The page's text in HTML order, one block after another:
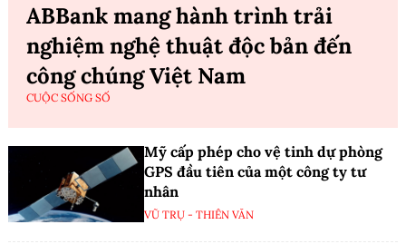
ABBank mang hành trình trải
nghiệm nghệ thuật độc bản đến
công chúng Việt Nam
CUỘC SỐNG SỐ
Mỹ cấp phép cho vệ tinh dự phòng
GPS đầu tiên của một công ty tư
nhân
VŨ TRỤ - THIÊN VĂN